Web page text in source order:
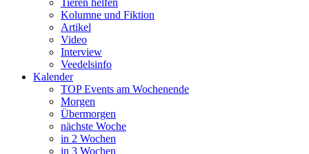
Tieren helfen
Kolumne und Fiktion
Artikel
Video
Interview
Veedelsinfo
Kalender
TOP Events am Wochenende
Morgen
Übermorgen
nächste Woche
in 2 Wochen
in 3 Wochen